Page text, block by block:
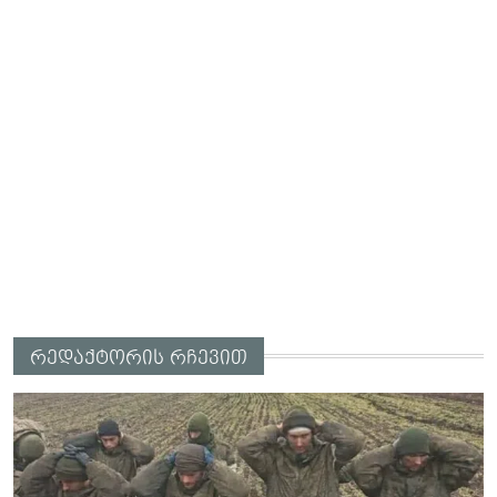
რედაქტორის რჩევით